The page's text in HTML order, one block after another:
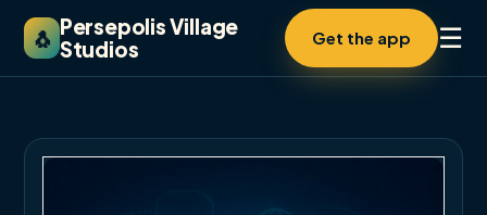
🐧 Persepolis Village
Studios
Get the app ☰